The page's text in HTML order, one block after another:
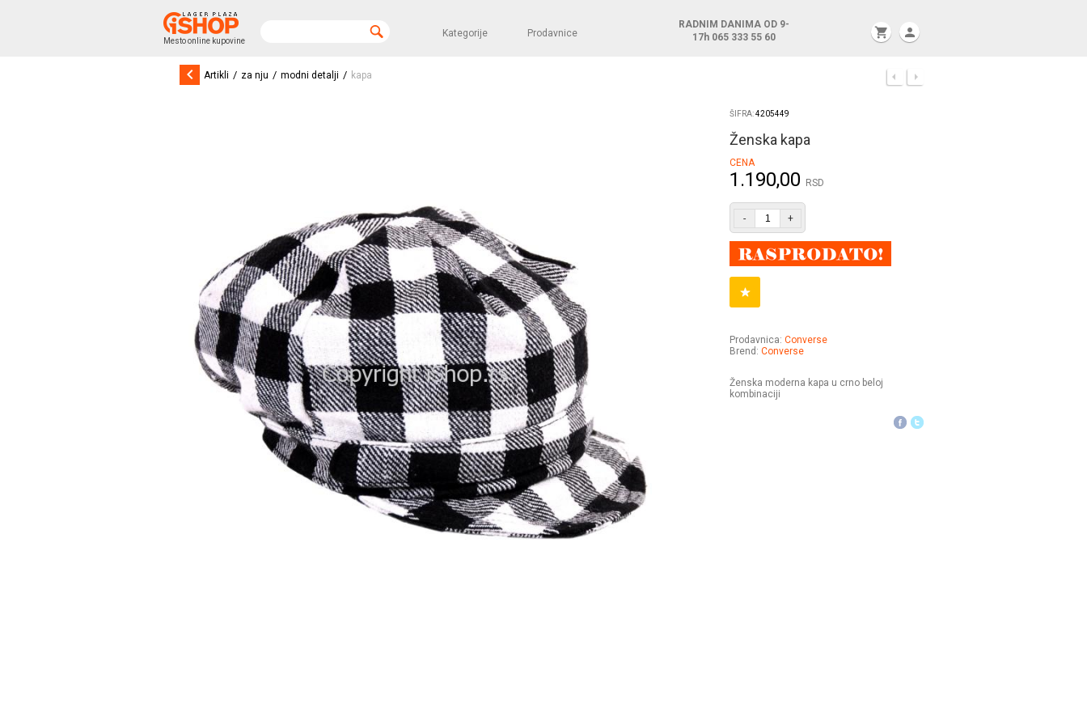
Mesto online kupovine
Kategorije Prodavnice
RADNIM DANIMA OD 9-
17h 065 333 55 60 shopping_cart person
keyboard_arrow_left Artikli / za nju / modni detalji / kapa
ŠIFRA:4205449
Ženska kapa
CENA
1.190,00 RSD
- +
Prodavnica: Converse
Brend: Converse
Ženska moderna kapa u crno beloj
kombinaciji